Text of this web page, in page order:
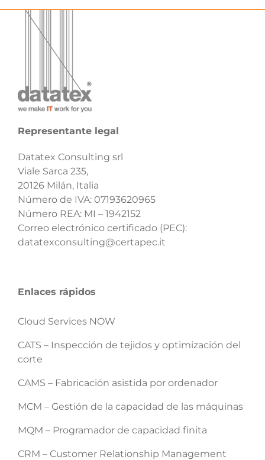
Representante legal
Datatex Consulting srl
Viale Sarca 235,
20126 Milán, Italia
Número de IVA: 07193620965
Número REA: MI – 1942152
Correo electrónico certificado (PEC):
datatexconsulting@certapec.it
Enlaces rápidos
Cloud Services NOW
CATS – Inspección de tejidos y optimización del
corte
CAMS – Fabricación asistida por ordenador
MCM – Gestión de la capacidad de las máquinas
MQM – Programador de capacidad finita
CRM – Customer Relationship Management